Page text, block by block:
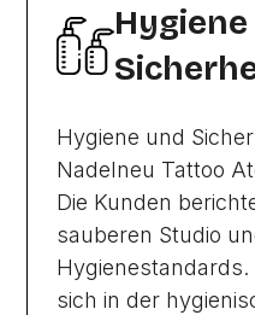
Hygiene und
Nadelneu Tattoo
Die Kunden
sauberen Studio
sich in der